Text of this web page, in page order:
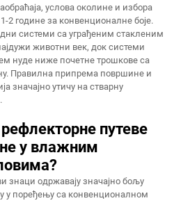
услова околине и избора
2 године за конвенционалне боје.
системи са уграђеним стакленим
животни век, док системи
нуде ниже почетне трошкове са
Правилна припрема површине и
значајно утичу на стварну
путеве
у влажним
знаци одржавају значајно бољу
у поређењу са конвенционалном